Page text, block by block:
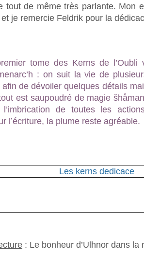
tout de même très parlante. Mon
je remercie Feldrik pour la
tome des Kerns de
: on suit la vie de
afin de dévoiler quelques détails
est saupoudré de magie
l’imbrication de toutes les
l’écriture, la plume reste agréable.
: Le bonheur d’Ulhnor dans la